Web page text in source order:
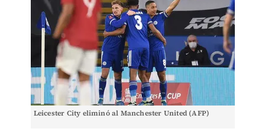
Leicester City eliminó al Manchester United (AFP)